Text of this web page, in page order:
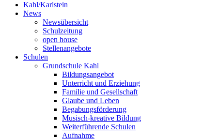
Kahl/Karlstein
News
Newsübersicht
Schulzeitung
open house
Stellenangebote
Schulen
Grundschule Kahl
Bildungsangebot
Unterricht und Erziehung
Familie und Gesellschaft
Glaube und Leben
Begabungsförderung
Musisch-kreative Bildung
Weiterführende Schulen
Aufnahme